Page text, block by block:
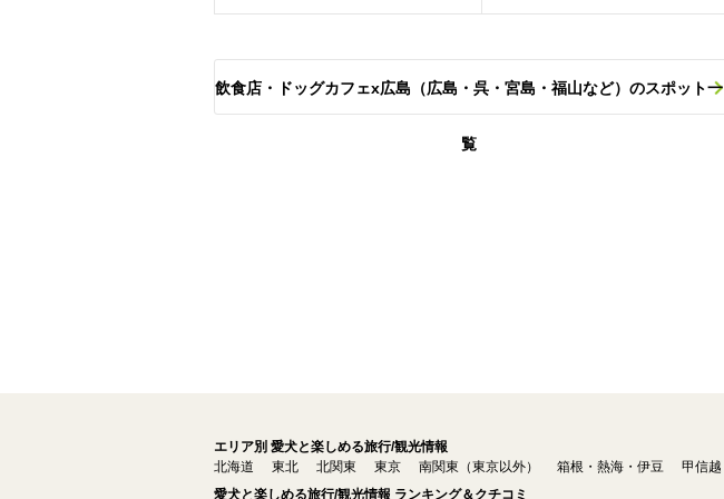
飲食店・ドッグカフェx広島（広島・呉・宮島・福山など）のスポット一
覧
エリア別 愛犬と楽しめる旅行/観光情報
北海道
東北 北関東 東京 南関東（東京以外） 箱根・熱海・伊豆 甲信越
愛犬と楽しめる旅行/観光情報 ランキング＆クチコミ